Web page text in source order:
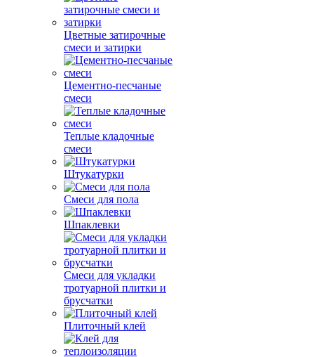
Цветные затирочные
смеси и затирки
Цементно-песчаные
смеси
Теплые кладочные
смеси
Штукатурки
Смеси для пола
Шпаклевки
Смеси для укладки
тротуарной плитки и
брусчатки
Плиточный клей